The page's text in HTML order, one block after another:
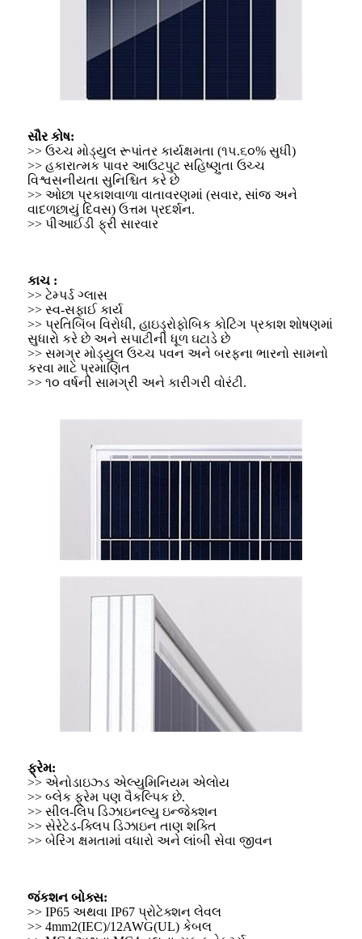
સૌર કોષ:
>> ઉચ્ચ મોડ્યુલ રૂપાંતર કાર્યક્ષમતા (૧૫.૬૦% સુધી)
>> હકારાત્મક પાવર આઉટપુટ સહિષ્ણુતા ઉચ્ચ
વિશ્વસનીયતા સુનિશ્ચિત કરે છે
>> ઓછા પ્રકાશવાળા વાતાવરણમાં (સવાર, સાંજ અને
વાદળછાયું દિવસ) ઉત્તમ પ્રદર્શન.
>> પીઆઈડી ફ્રી સારવાર
કાચ :
>> ટેમ્પર્ડ ગ્લાસ
>> સ્વ-સફાઈ કાર્ય
>> પ્રતિબિંબ વિરોધી, હાઇડ્રોફોબિક કોટિંગ પ્રકાશ શોષણમાં
સુધારો કરે છે અને સપાટીની ધૂળ ઘટાડે છે
>> સમગ્ર મોડ્યુલ ઉચ્ચ પવન અને બરફના ભારનો સામનો
કરવા માટે પ્રમાણિત
>> ૧૦ વર્ષની સામગ્રી અને કારીગરી વોરંટી.
ફ્રેમ:
>> એનોડાઇઝ્ડ એલ્યુમિનિયમ એલોય
>> બ્લેક ફ્રેમ પણ વૈકલ્પિક છે.
>> સીલ-લિપ ડિઝાઇનલ્યુ ઇન્જેક્શન
>> સેરેટેડ-ક્લિપ ડિઝાઇન તાણ શક્તિ
>> બેરિંગ ક્ષમતામાં વધારો અને લાંબી સેવા જીવન
જંકશન બોક્સ:
>> IP65 અથવા IP67 પ્રોટેક્શન લેવલ
>> 4mm2(IEC)/12AWG(UL) કેબલ